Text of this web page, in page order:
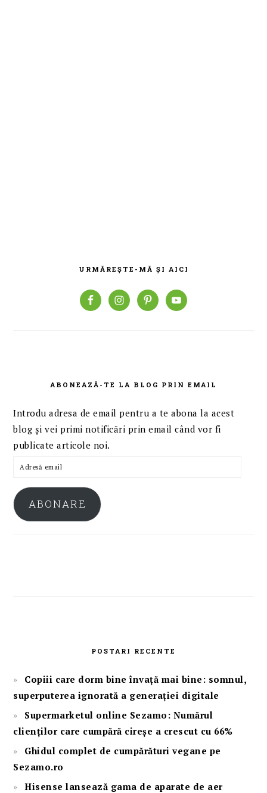
URMĂREȘTE-MĂ ȘI AICI
ABONEAZĂ-TE LA BLOG PRIN EMAIL
Introdu adresa de email pentru a te abona la acest
blog și vei primi notificări prin email când vor fi
publicate articole noi.
Adresă
ABONARE
POSTARI RECENTE
Copiii care dorm bine învață mai bine: somnul,
superputerea ignorată a generației digitale
Supermarketul online Sezamo: Numărul
clienților care cumpără cireșe a crescut cu 66%
Ghidul complet de cumpărături vegane pe
Sezamo.ro
Hisense lansează gama de aparate de aer